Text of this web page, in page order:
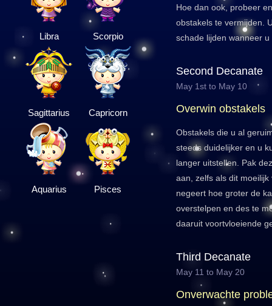
Libra Scorpio
Sagittarius Capricorn
Aquarius Pisces
Hoe dan ook, probeer
obstakels te vermijden.
schade lijden wanneer
Second Decanate
May 1st to May 10
Overwin obstakels
Obstakels die u al
steeds duidelijker en u
langer uitstellen. Pak
aan, zelfs als dit
negeert hoe groter de
overstelpen en des te
daaruit voortvloeiende
Third Decanate
May 11 to May 20
Onverwachte